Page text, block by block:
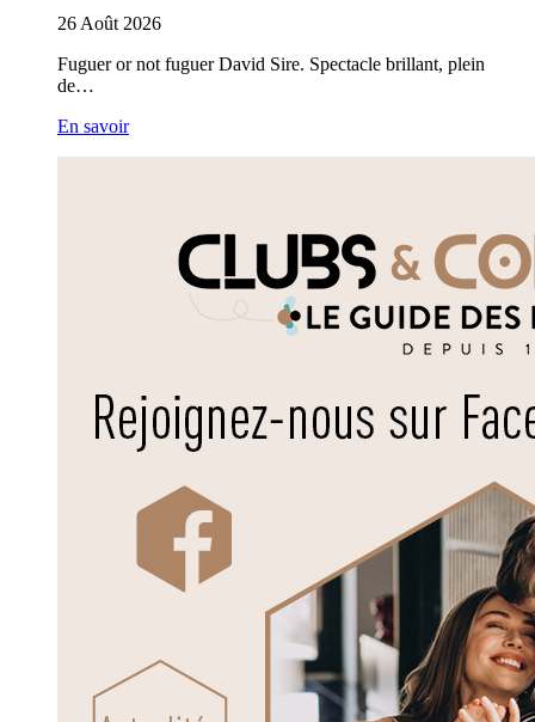
26 Août 2026
Fuguer or not fuguer David Sire. Spectacle brillant, plein
de…
En savoir